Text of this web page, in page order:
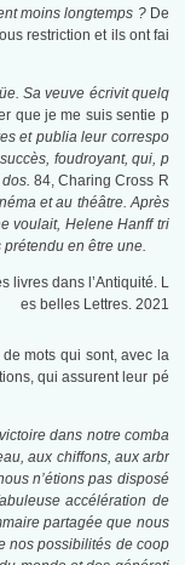
moins longtemps ? De
restriction et ils ont fai
Sa veuve écrivit quelq
que je me suis sentie p
et publia leur correspo
foudroyant, qui, p
84, Charing Cross R
et au théâtre. Après
voulait, Helene Hanff tri
en être une.
livres dans l’Antiquité. L
es belles Lettres. 2021
mots qui sont, avec la
qui assurent leur pé
dans notre comba
aux chiffons, aux arbr
n’étions pas disposé
accélération de
partagée que nous
nos possibilités de coop